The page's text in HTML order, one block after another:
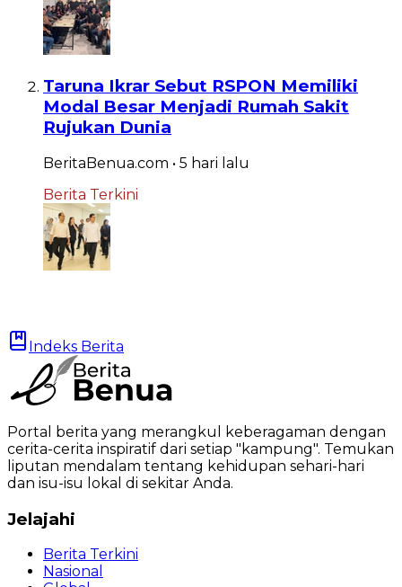
Taruna Ikrar Sebut RSPON Memiliki
Modal Besar Menjadi Rumah Sakit
Rujukan Dunia
BeritaBenua.com • 5 hari lalu
Berita Terkini
Indeks Berita
Portal berita yang merangkul keberagaman dengan
cerita-cerita inspiratif dari setiap "kampung". Temukan
liputan mendalam tentang kehidupan sehari-hari
dan isu-isu lokal di sekitar Anda.
Jelajahi
Berita Terkini
Nasional